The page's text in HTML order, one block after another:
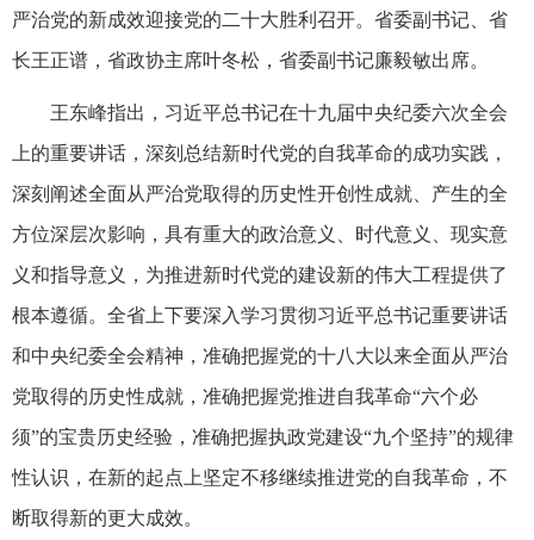
严治党的新成效迎接党的二十大胜利召开。省委副书记、省
长王正谱，省政协主席叶冬松，省委副书记廉毅敏出席。
王东峰指出，习近平总书记在十九届中央纪委六次全会
上的重要讲话，深刻总结新时代党的自我革命的成功实践，
深刻阐述全面从严治党取得的历史性开创性成就、产生的全
方位深层次影响，具有重大的政治意义、时代意义、现实意
义和指导意义，为推进新时代党的建设新的伟大工程提供了
根本遵循。全省上下要深入学习贯彻习近平总书记重要讲话
和中央纪委全会精神，准确把握党的十八大以来全面从严治
党取得的历史性成就，准确把握党推进自我革命“六个必
须”的宝贵历史经验，准确把握执政党建设“九个坚持”的规律
性认识，在新的起点上坚定不移继续推进党的自我革命，不
断取得新的更大成效。